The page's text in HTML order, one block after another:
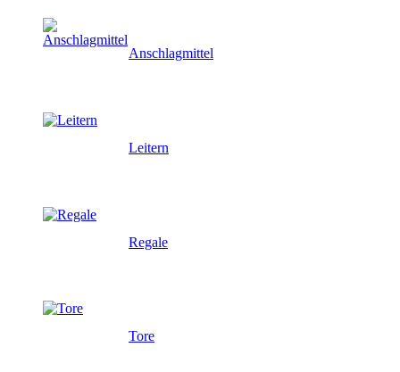
Anschlagmittel
Leitern
Regale
Tore